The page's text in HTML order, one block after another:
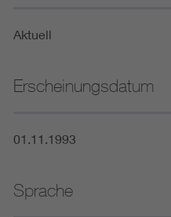
Aktuell
Erscheinungsdatum
01.11.1993
Sprache